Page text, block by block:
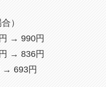
）
→ 990円
→ 836円
→ 693円